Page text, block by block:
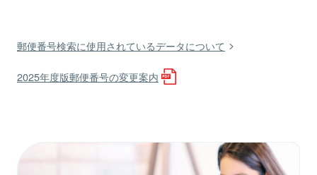
郵便番号検索に使用されているデータについて
2025年度版郵便番号の変更案内